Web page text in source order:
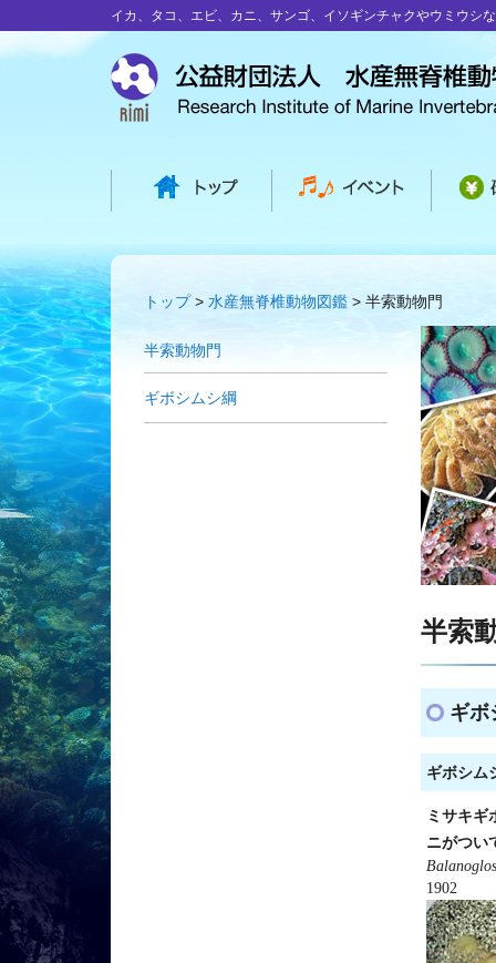
イカ、タコ、エビ、カニ、サンゴ、イソギンチャクやウミウシ
トップ 水産無脊椎動物図鑑 半索動物門
半索動物門
ギボシムシ綱
半索
ギ
ギボシ
ミサキギ
ニがつい
1902